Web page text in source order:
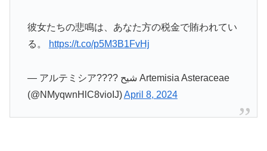
彼女たちの悲鳴は、あなた方の税金で賄われてい
る。
https://t.co/p5M3B1FvHj
— アルテミシア???? شيح Artemisia Asteraceae
(@NMyqwnHlC8vioIJ)April 8, 2024